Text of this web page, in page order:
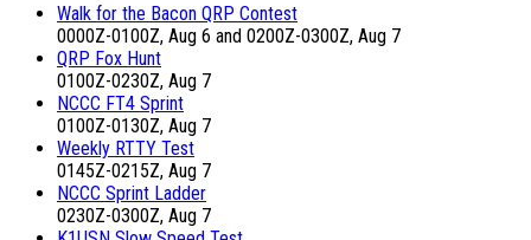
Walk for the Bacon QRP Contest
0000Z-0100Z, Aug 6 and 0200Z-0300Z, Aug 7
QRP Fox Hunt
0100Z-0230Z, Aug 7
NCCC FT4 Sprint
0100Z-0130Z, Aug 7
Weekly RTTY Test
0145Z-0215Z, Aug 7
NCCC Sprint Ladder
0230Z-0300Z, Aug 7